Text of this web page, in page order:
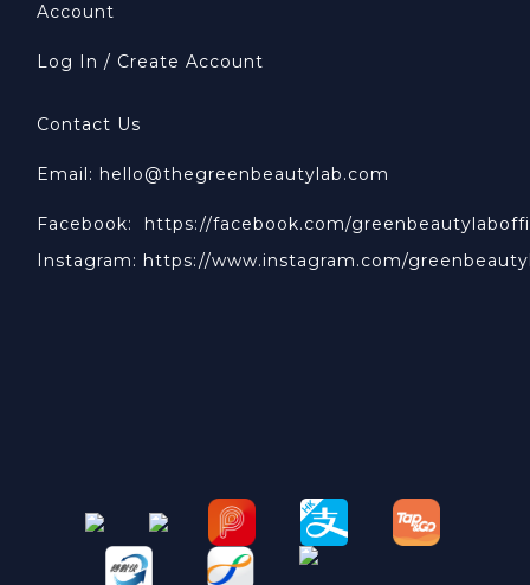
Account
Log In / Create Account
Contact Us
Email: hello@thegreenbeautylab.com
Facebook:
https://facebook.com/
Instagram: https://www.instagram.com/